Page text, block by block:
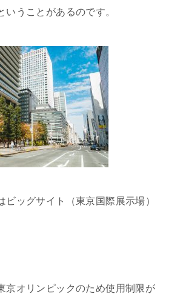
いうことがあるのです。
ビッグサイト（東京国際展示場）
京オリンピックのため使用制限が